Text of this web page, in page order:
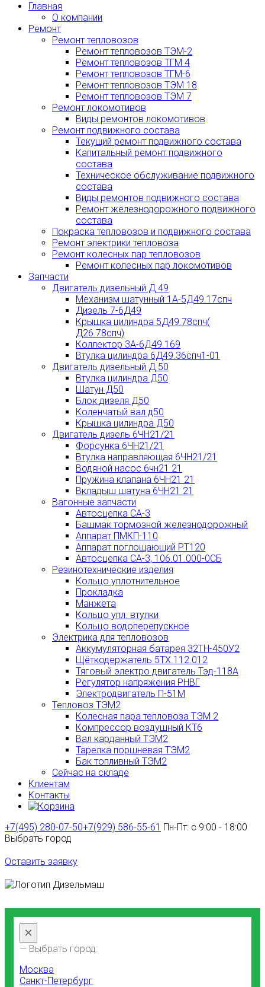
Главная
О компании
Ремонт
Ремонт тепловозов
Ремонт тепловозов ТЭМ-2
Ремонт тепловозов ТГМ 4
Ремонт тепловозов ТГМ-6
Ремонт тепловозов ТЭМ 18
Ремонт тепловозов ТЭМ 7
Ремонт локомотивов
Виды ремонтов локомотивов
Ремонт подвижного состава
Текущий ремонт подвижного состава
Капитальный ремонт подвижного
состава
Техническое обслуживание подвижного
состава
Виды ремонтов подвижного состава
Ремонт железнодорожного подвижного
состава
Покраска тепловозов и подвижного состава
Ремонт электрики тепловоза
Ремонт колесных пар тепловозов
Ремонт колесных пар локомотивов
Запчасти
Двигатель дизельный Д 49
Механизм шатунный 1А-5Д49.17спч
Дизель 7-6Д49
Крышка цилиндра 5Д49.78спч(
Д26.78спч)
Коллектор 3А-6Д49.169
Втулка цилиндра 6Д49.36спч1-01
Двигатель дизельный Д 50
Втулка цилиндра Д50
Шатун Д50
Блок дизеля Д50
Коленчатый вал д50
Крышка цилиндра Д50
Двигатель дизель 6ЧН21/21
Форсунка 6ЧН21/21
Втулка направляющая 6ЧН21/21
Водяной насос 6чн21 21
Пружина клапана 6ЧН21 21
Вкладыш шатуна 6ЧН21 21
Вагонные запчасти
Автосцепка СА-3
Башмак тормозной железнодорожный
Аппарат ПМКП-110
Аппарат поглощающий РТ120
Автосцепка СА-3, 106.01.000-0СБ
Резинотехнические изделия
Кольцо уплотнительное
Прокладка
Манжета
Кольцо упл. втулки
Кольцо водоперепускное
Электрика для тепловозов
Аккумуляторная батарея 32ТН-450У2
Щёткодержатель 5ТХ.112.012
Тяговый электро двигатель Тэд-118А
Регулятор напряжения РНВГ
Электродвигатель П-51М
Тепловоз ТЭМ2
Колесная пара тепловоза ТЭМ 2
Компрессор воздушный КТ6
Вал карданный ТЭМ2
Тарелка поршневая ТЭМ2
Бак топливный ТЭМ2
Сейчас на складе
Клиентам
Контакты
+7(495) 280-07-50+7(929) 586-55-61 Пн-Пт: с 9:00 - 18:00
Выбрать город
Оставить заявку
×
— Выбрать город:
Москва
Санкт-Петербург